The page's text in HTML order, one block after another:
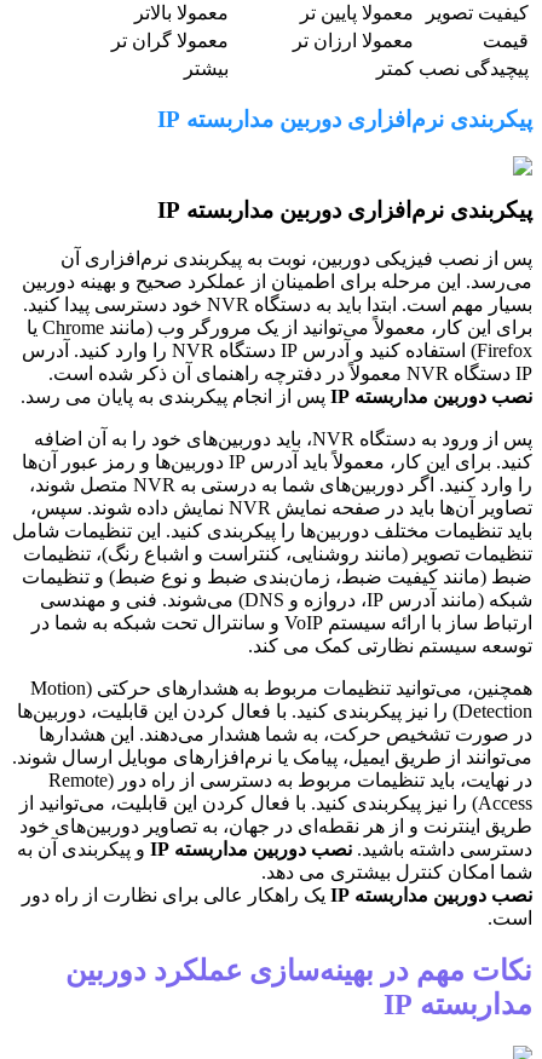
کیفیت تصویر
معمولا پایین تر
معمولا بالاتر
قیمت
معمولا ارزان تر
معمولا گران تر
پیچیدگی نصب کمتر بیشتر
پیکربندی نرم‌افزاری دوربین مداربسته IP
پیکربندی نرم‌افزاری دوربین مداربسته IP
پس از نصب فیزیکی دوربین، نوبت به پیکربندی نرم‌افزاری آن
می‌رسد. این مرحله برای اطمینان از عملکرد صحیح و بهینه دوربین
بسیار مهم است. ابتدا باید به دستگاه NVR خود دسترسی پیدا کنید.
برای این کار، معمولاً می‌توانید از یک مرورگر وب (مانند Chrome یا
Firefox) استفاده کنید و آدرس IP دستگاه NVR را وارد کنید. آدرس
IP دستگاه NVR معمولاً در دفترچه راهنمای آن ذکر شده است.
نصب دوربین مداربسته IP
پس از انجام پیکربندی به پایان می رسد.
پس از ورود به دستگاه NVR، باید دوربین‌های خود را به آن اضافه
کنید. برای این کار، معمولاً باید آدرس IP دوربین‌ها و رمز عبور آن‌ها
را وارد کنید. اگر دوربین‌های شما به درستی به NVR متصل شوند،
تصاویر آن‌ها باید در صفحه نمایش NVR نمایش داده شوند. سپس،
باید تنظیمات مختلف دوربین‌ها را پیکربندی کنید. این تنظیمات شامل
تنظیمات تصویر (مانند روشنایی، کنتراست و اشباع رنگ)، تنظیمات
ضبط (مانند کیفیت ضبط، زمان‌بندی ضبط و نوع ضبط) و تنظیمات
شبکه (مانند آدرس IP، دروازه و DNS) می‌شوند. فنی و مهندسی
ارتباط ساز با ارائه سیستم VoIP و سانترال تحت شبکه به شما در
توسعه سیستم نظارتی کمک می کند.
همچنین، می‌توانید تنظیمات مربوط به هشدارهای حرکتی (Motion
Detection) را نیز پیکربندی کنید. با فعال کردن این قابلیت، دوربین‌ها
در صورت تشخیص حرکت، به شما هشدار می‌دهند. این هشدارها
می‌توانند از طریق ایمیل، پیامک یا نرم‌افزارهای موبایل ارسال شوند.
در نهایت، باید تنظیمات مربوط به دسترسی از راه دور (Remote
Access) را نیز پیکربندی کنید. با فعال کردن این قابلیت، می‌توانید از
طریق اینترنت و از هر نقطه‌ای در جهان، به تصاویر دوربین‌های خود
دسترسی داشته باشید. نصب دوربین مداربسته IP
و پیکربندی آن به
شما امکان کنترل بیشتری می دهد.
نصب دوربین مداربسته IP
یک راهکار عالی برای نظارت از راه دور
است.
نکات مهم در بهینه‌سازی عملکرد دوربین
مداربسته IP